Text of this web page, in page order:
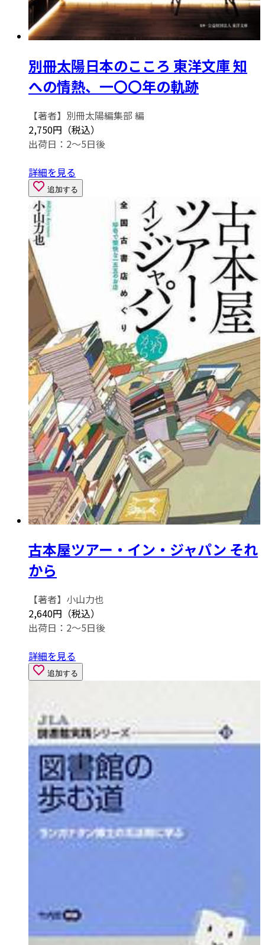
別冊太陽日本のこころ 東洋文庫 知
への情熱、一〇〇年の軌跡
【著者】別冊太陽編集部 編
2,750円（税込）
出荷日：2～5日後
詳細を見る
追加する
古本屋ツアー・イン・ジャパン それ
から
【著者】小山力也
2,640円（税込）
出荷日：2～5日後
詳細を見る
追加する